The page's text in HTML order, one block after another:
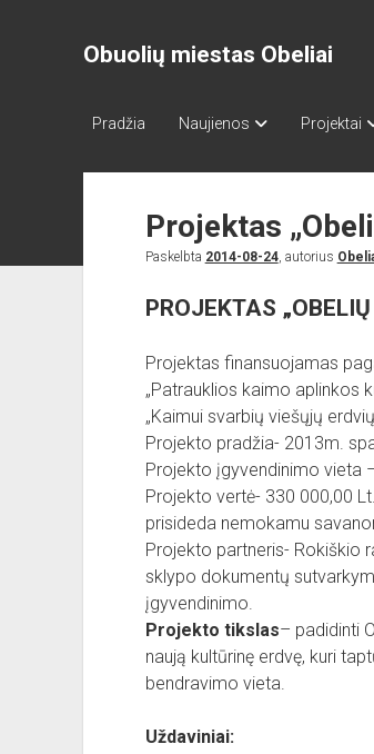
Obuolių miestas Obeliai
Pradžia Naujienos Projektai
Projektas
Paskelbta 2014-08-24, autorius
PROJEKTAS
Projektas finansuojamas
„Patrauklios kaimo aplinkos
„Kaimui svarbių viešųjų
Projekto pradžia- 2013m.
Projekto įgyvendinimo vieta
Projekto vertė- 330 000,00
prisideda nemokamu
Projekto partneris- Rokiškio
sklypo dokumentų
įgyvendinimo.
Projekto tikslas– padidinti
naują kultūrinę erdvę, kuri
bendravimo vieta.
Uždaviniai: